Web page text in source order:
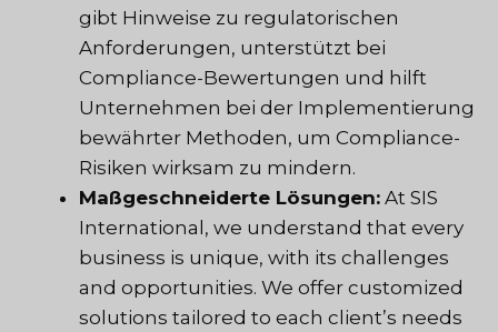
gibt Hinweise zu regulatorischen
Anforderungen, unterstützt bei
Compliance-Bewertungen und hilft
Unternehmen bei der Implementierung
bewährter Methoden, um Compliance-
Risiken wirksam zu mindern.
Maßgeschneiderte Lösungen: At SIS
International, we understand that every
business is unique, with its challenges
and opportunities. We offer customized
solutions tailored to each client’s needs